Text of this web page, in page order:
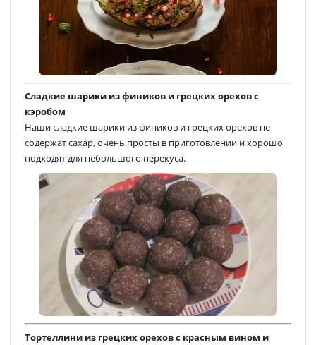
Сладкие шарики из фиников и грецких орехов с
кэробом
Наши сладкие шарики из фиников и грецких орехов не
содержат сахар, очень просты в приготовлении и хорошо
подходят для небольшого перекуса.
Тортеллини из грецких орехов с красным вином и